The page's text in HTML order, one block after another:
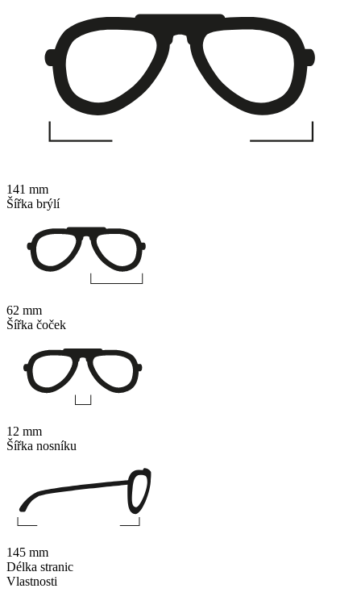
Vlastnosti
141 mm
Šířka brýlí
62 mm
Šířka čoček
12 mm
Šířka nosníku
145 mm
Délka stranic